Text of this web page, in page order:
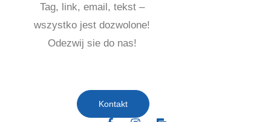
Tag, link, email, tekst –
wszystko jest dozwolone!
Odezwij sie do nas!
Kontakt